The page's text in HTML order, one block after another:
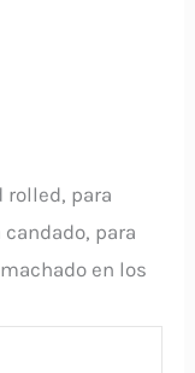
rolled, para
para
en los